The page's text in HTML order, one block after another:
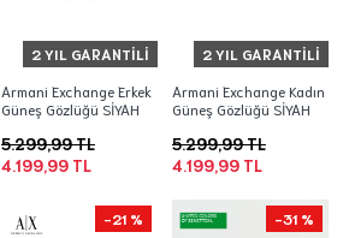
2 YIL GARANTILI
Armani Exchange Erkek
Güneş Gözlüğü SİYAH
4.199,99 TL
5.299,99 TL
2 YIL GARANTILI
Armani Exchange Kadın
Güneş Gözlüğü SİYAH
4.199,99 TL
5.299,99 TL
-21 % -31 %